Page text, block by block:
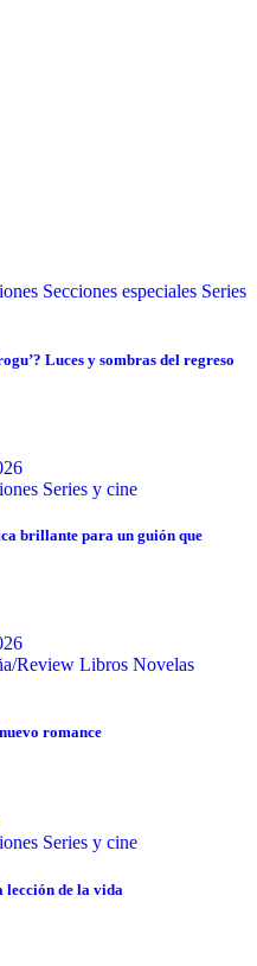
Secciones especiales Series
Luces y sombras del regreso
Series y cine
brillante para un guión que
Review Libros Novelas
romance
Series y cine
lección de la vida